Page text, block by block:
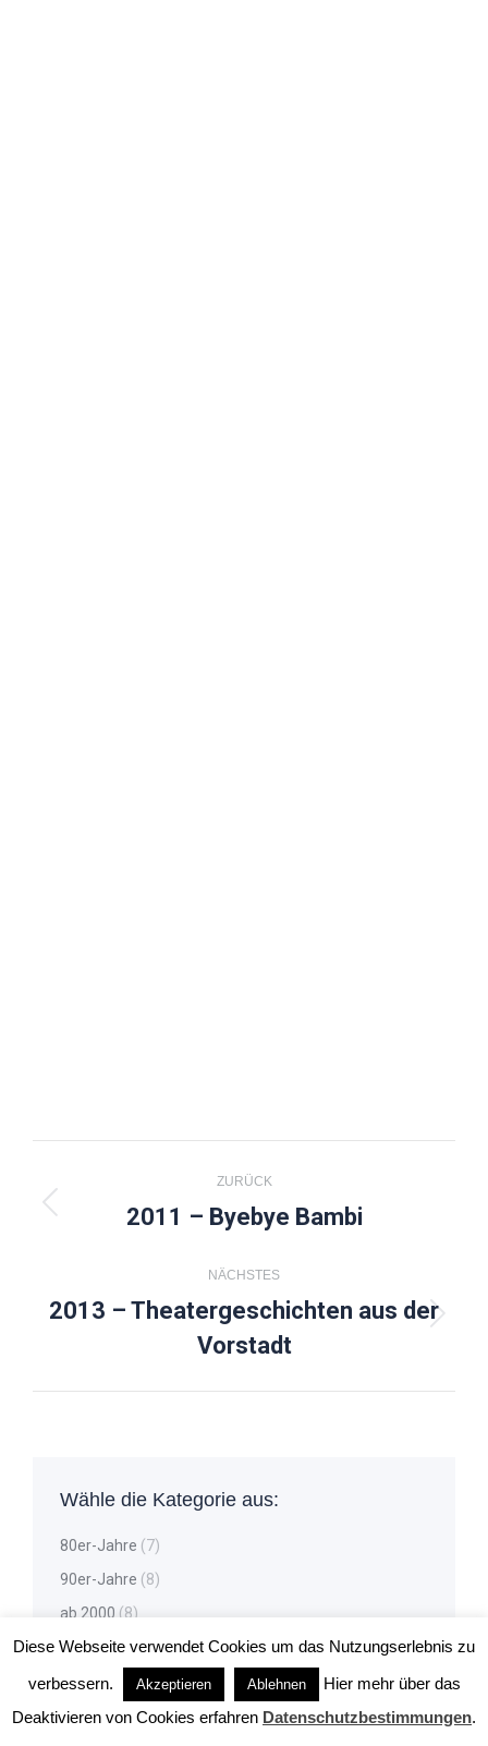
Kommentarnavigation
ZURÜCK
Vorheriger
2011 – Byebye Bambi
NÄCHSTES
Beitrag:
2013 – Theatergeschichten aus der
Vorstadt
Wähle die Kategorie aus:
80er-Jahre (7)
90er-Jahre (8)
ab 2000 (8)
ab 2010(9)
ab 2020
(6)
Drama(1)
Diese Webseite verwendet Cookies um das Nutzungserlebnis zu
verbessern.
Akzeptieren Ablehnen
Hier mehr über das
Deaktivieren von Cookies erfahren Datenschutzbestimmungen.